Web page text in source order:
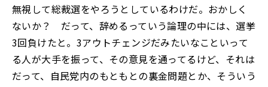
無視して総裁選をやろうとしているわけだ。おかしく
ないか？ だって、辞めるっていう論理の中には、選挙
3回負けたと。3アウトチェンジだみたいなこといって
る人が大手を振って、その意見を通ってるけど、それは
だって、自民党内のもともとの裏金問題とか、そういう